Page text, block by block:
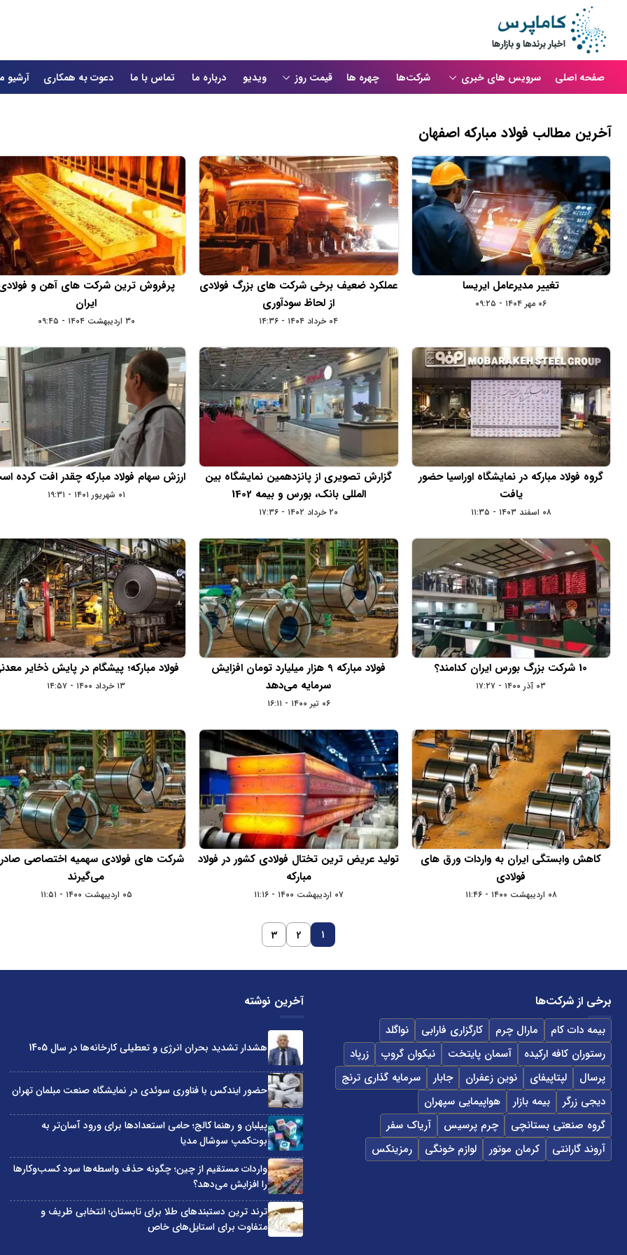
صفحه اصلی سرویس های خبری شرکت‌ها چهره ها قیمت روز ویدیو درباره ما تماس با ما دعوت به همکاری آرشیو
آخرین مطالب فولاد مباركه اصفهان
تغییر مدیرعامل ایریسا
۰۶ مهر ۱۴۰۴ - ۰۹:۲۵
عملکرد ضعیف برخی شرکت‌ های بزرگ فولادی
از لحاظ سودآوری
۰۴ خرداد ۱۴۰۴ - ۱۴:۳۶
پرفروش‌ ترین شرکت‌ های آهن و
ایران
۳۰ اردیبهشت ۱۴۰۴ - ۰۹:۴۵
گروه فولاد مبارکه در نمایشگاه اوراسیا حضور
یافت
۰۸ اسفند ۱۴۰۳ - ۱۱:۳۵
گزارش تصویری از پانزدهمین نمایشگاه بین
المللی بانک، بورس و بیمه 1402
۲۰ خرداد ۱۴۰۲ - ۱۷:۳۶
ارزش سهام فولاد مبارکه چقدر افت کرده
۰۱ شهریور ۱۴۰۱ - ۱۹:۳۱
10 شرکت بزرگ بورس ایران کدامند؟
۰۳ آذر ۱۴۰۰ - ۱۷:۲۷
فولاد مبارکه 9 هزار میلیارد تومان افزایش
سرمایه می‌دهد
۰۶ تیر ۱۴۰۰ - ۱۶:۱۱
فولاد مبارکه؛ پیشگام در پایش ذخایر
۱۳ خرداد ۱۴۰۰ - ۱۴:۵۷
کاهش وابستگی ایران به واردات ورق های
فولادی
۰۸ اردیبهشت ۱۴۰۰ - ۱۱:۴۶
تولید عریض ترین تختال فولادی کشور در فولاد
مبارکه
۰۷ اردیبهشت ۱۴۰۰ - ۱۱:۱۶
شرکت های فولادی سهمیه اختصاصی
می‌گیرند
۰۵ اردیبهشت ۱۴۰۰ - ۱۱:۵۱
1
2
3
برخی از شرکت‌ها
بیمه دات کام مارال چرم کارگزاری فارابی
نواگلد
رستوران کافه ارکیده
آسمان پایتخت نیکوان گروپ
زرپاد
پرسال
لپتاپیفای نوین زعفران جابار
سرمایه گذاری ترنج
دیجی زرگر
بیمه بازار
هواپیمایی سپهران
گروه صنعتی بستانچی
چرم پرسیس
آریاک سفر
آروند گارانتی
کرمان موتور لوازم خونگی رمزینکس
آخرین نوشته
هشدار تشدید بحران انرژی و تعطیلی کارخانه‌ها در سال 1405
حضور ایندکس با فناوری سوئدی در نمایشگاه صنعت مبلمان تهران
پیلبان و رهنما کالج؛ حامی استعدادها برای ورود آسان‌تر به
بوت‌کمپ سوشال مدیا
واردات مستقیم از چین؛ چگونه حذف واسطه‌ها سود کسب‌وکارها
را افزایش می‌دهد؟
ترند ترین دستبندهای طلا برای تابستان؛ انتخابی ظریف و
متفاوت برای استایل‌های خاص